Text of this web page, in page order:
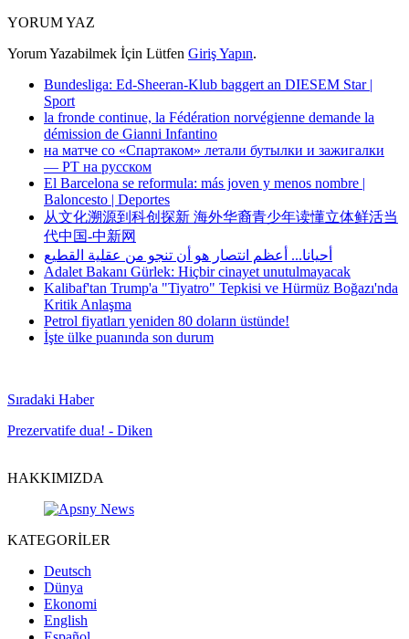
YORUM YAZ
Yorum Yazabilmek İçin Lütfen Giriş Yapın.
Bundesliga: Ed-Sheeran-Klub baggert an DIESEM Star |
Sport
la fronde continue, la Fédération norvégienne demande la
démission de Gianni Infantino
на матче со «Спартаком» летали бутылки и зажигалки
— РТ на русском
El Barcelona se reformula: más joven y menos nombre |
Baloncesto | Deportes
从文化溯源到科创探新 海外华裔青少年读懂立体鲜活当
代中国-中新网
أحيانا... أعظم انتصار هو أن تنجو من عقلية القطيع
Adalet Bakanı Gürlek: Hiçbir cinayet unutulmayacak
Kalibaf'tan Trump'a "Tiyatro" Tepkisi ve Hürmüz Boğazı'nda
Kritik Anlaşma
Petrol fiyatları yeniden 80 doların üstünde!
İşte ülke puanında son durum
Sıradaki Haber
Prezervatife dua! - Diken
HAKKIMIZDA
KATEGORİLER
Deutsch
Dünya
Ekonomi
English